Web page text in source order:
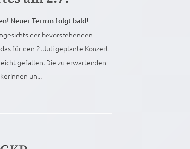
Neuer Termin folgt bald!
der bevorstehenden
für den 2. Juli geplante Konzert
gefallen. Die zu erwartenden
un...